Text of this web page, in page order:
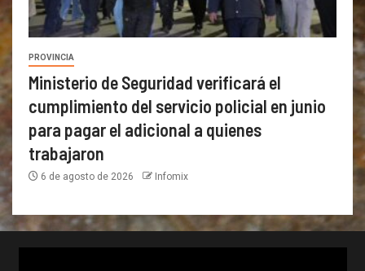
PROVINCIA
Ministerio de Seguridad verificará el
cumplimiento del servicio policial en junio
para pagar el adicional a quienes
trabajaron
6 de agosto de 2026 Infomix